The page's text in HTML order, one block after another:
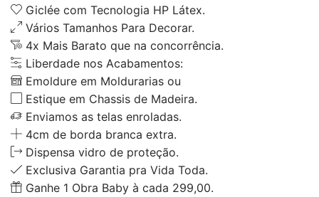
Giclée com Tecnologia HP Látex.
Vários Tamanhos Para Decorar.
4x Mais Barato que na concorrência.
Liberdade nos Acabamentos:
Emoldure em Moldurarias ou
Estique em Chassis de Madeira.
Enviamos as telas enroladas.
4cm de borda branca extra.
Dispensa vidro de proteção.
Exclusiva Garantia pra Vida Toda.
Ganhe 1 Obra Baby à cada 299,00.